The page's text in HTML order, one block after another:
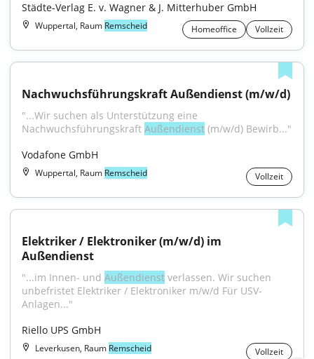
Städte-Verlag E. v. Wagner & J. Mitterhuber GmbH
Wuppertal, Raum Remscheid Homeoffice Vollzeit
Nachwuchsführungskraft Außendienst (m/w/d)
"...Wir su­chen als Un­ter­stüt­zung ei­ne
Nachwuchsführungskraft Außendienst (m/w/d) Bewirb..."
Vodafone GmbH
Wuppertal, Raum Remscheid Vollzeit
Elektriker / Elektroniker (m/w/d) im
Außendienst
"...im Innen- und Außendienst verlassen. Wir suchen
unbefristet Elektriker / Elektroniker m/w/d Für USV-
Anlagen..."
Riello UPS GmbH
Leverkusen, Raum Remscheid Vollzeit